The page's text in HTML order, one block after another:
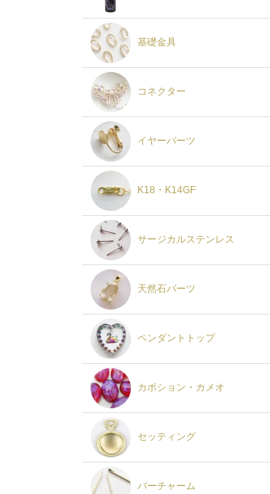
基礎金具
コネクター
イヤーパーツ
K18・K14GF
サージカルステンレス
天然石パーツ
ペンダントトップ
カボション・カメオ
セッティング
バーチャーム